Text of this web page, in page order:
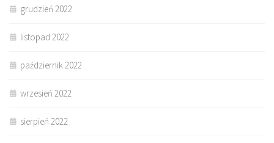
grudzień 2022
listopad 2022
październik 2022
wrzesień 2022
sierpień 2022